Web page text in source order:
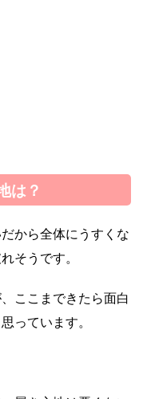
は？
から全体にうすくな
そうです。
ここまできたら面白
っています。